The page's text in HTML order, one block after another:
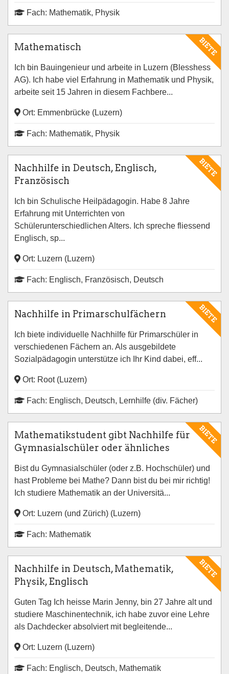
Fach: Mathematik, Physik
BIETE
Mathematisch
Ich bin Bauingenieur und arbeite in Luzern (Blesshess
AG). Ich habe viel Erfahrung in Mathematik und Physik,
arbeite seit 15 Jahren in diesem Fachbere...
Ort: Emmenbrücke (Luzern)
Fach: Mathematik, Physik
BIETE
Nachhilfe in Deutsch, Englisch,
Französisch
Ich bin Schulische Heilpädagogin. Habe 8 Jahre
Erfahrung mit Unterrichten von
Schülerunterschiedlichen Alters. Ich spreche fliessend
Englisch, sp...
Ort: Luzern (Luzern)
Fach: Englisch, Französisch, Deutsch
BIETE
Nachhilfe in Primarschulfächern
Ich biete individuelle Nachhilfe für Primarschüler in
verschiedenen Fächern an. Als ausgebildete
Sozialpädagogin unterstütze ich Ihr Kind dabei, eff...
Ort: Root (Luzern)
Fach: Englisch, Deutsch, Lernhilfe (div. Fächer)
BIETE
Mathematikstudent gibt Nachhilfe für
Gymnasialschüler oder ähnliches
Bist du Gymnasialschüler (oder z.B. Hochschüler) und
hast Probleme bei Mathe? Dann bist du bei mir richtig!
Ich studiere Mathematik an der Universitä...
Ort: Luzern (und Zürich) (Luzern)
Fach: Mathematik
BIETE
Nachhilfe in Deutsch, Mathematik,
Physik, Englisch
Guten Tag Ich heisse Marin Jenny, bin 27 Jahre alt und
studiere Maschinentechnik, ich habe zuvor eine Lehre
als Dachdecker absolviert mit begleitende...
Ort: Luzern (Luzern)
Fach: Englisch, Deutsch, Mathematik